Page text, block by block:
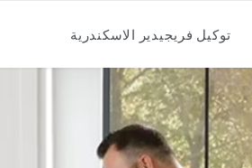
توكيل فريجيدير الاسكندرية